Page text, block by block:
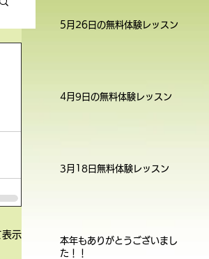
表示
5月26日の無料体験レッスン
4月9日の無料体験レッスン
3月18日無料体験レッスン
本年もありがとうございまし
た！！